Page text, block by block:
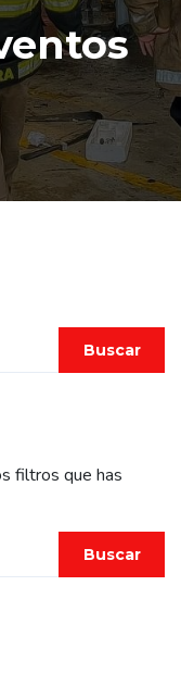
Buscar
filtros que has
Buscar